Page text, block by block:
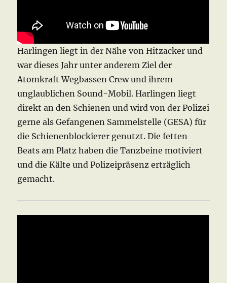
Harlingen liegt in der Nähe von Hitzacker und
war dieses Jahr unter anderem Ziel der
Atomkraft Wegbassen Crew und ihrem
unglaublichen Sound-Mobil. Harlingen liegt
direkt an den Schienen und wird von der Polizei
gerne als Gefangenen Sammelstelle (GESA) für
die Schienenblockierer genutzt. Die fetten
Beats am Platz haben die Tanzbeine motiviert
und die Kälte und Polizeipräsenz erträglich
gemacht.